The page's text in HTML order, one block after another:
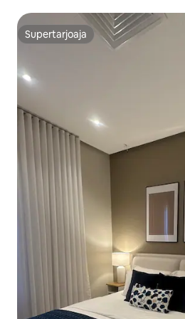
Supertarjoaja
Supertarjoaja